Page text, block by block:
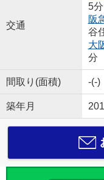
交通
5分
阪
谷
大
分
間取り(面積) -(-)
築年月